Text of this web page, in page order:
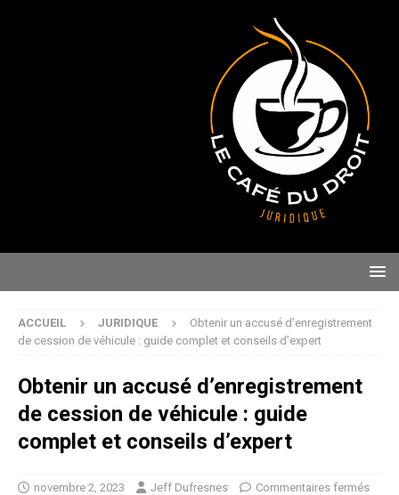
ACCUEIL JURIDIQUE
Obtenir un accusé d’enregistrement
de cession de véhicule : guide complet et conseils d’expert
Obtenir un accusé d’enregistrement
de cession de véhicule : guide
complet et conseils d’expert
novembre 2, 2023 Jeff Dufresnes Commentaires fermés